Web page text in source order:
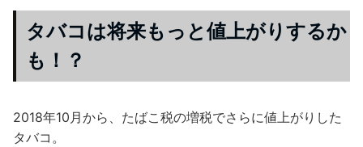
タバコは将来もっと値上がりするか
も！？
2018年10月から、たばこ税の増税でさらに値上がりした
タバコ。